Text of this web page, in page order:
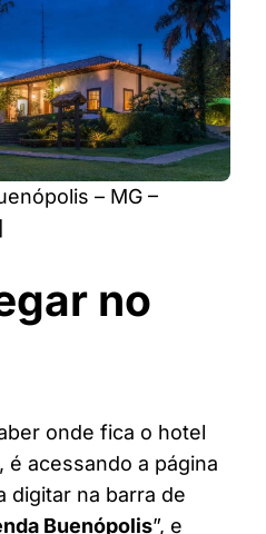
– MG –
no
onde fica o hotel
é acessando a página
digitar na barra de
Buenópolis”, e